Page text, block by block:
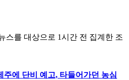
스를 대상으로 1시간 전 집계한 조
에 단비 예고, 타들어가던 농심